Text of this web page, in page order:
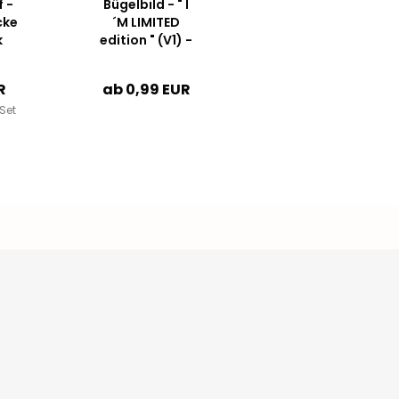
-
Bügelbild - " I
´M LIMITED
edition " (V1) -
ab 0,99 EUR